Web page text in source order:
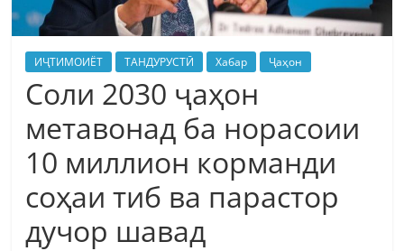
ИҶТИМОИЁТ ТАНДУРУСТӢ Хабар Ҷаҳон
Соли 2030 ҷаҳон
метавонад ба норасоии
10 миллион корманди
соҳаи тиб ва парастор
дучор шавад